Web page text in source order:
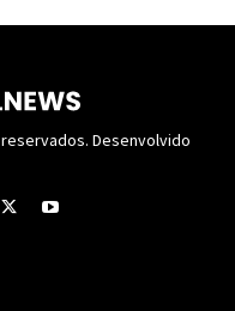
Desenvolvido